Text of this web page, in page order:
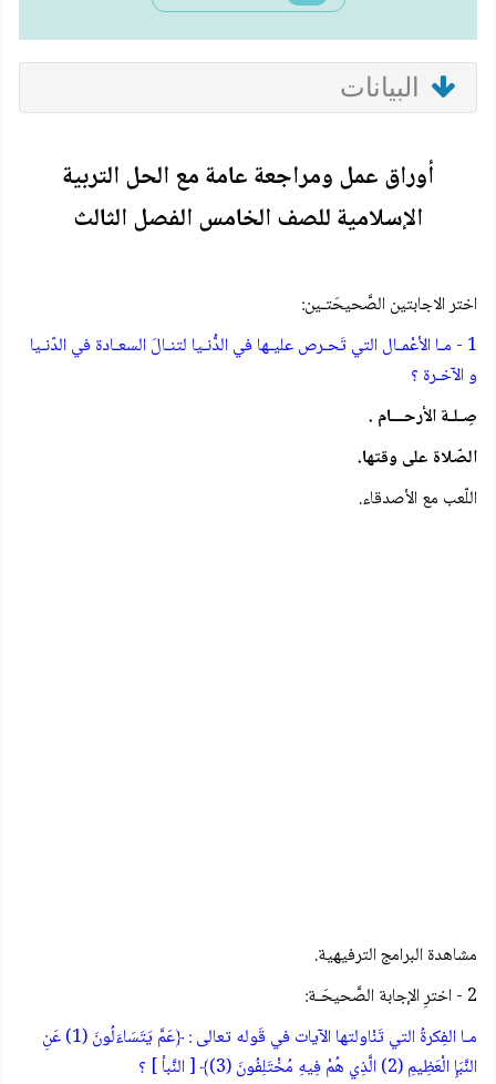
البيانات
أوراق عمل ومراجعة عامة مع الحل التربية
الإسلامية للصف الخامس الفصل الثالث
اختر الاجابتين الصَّحيحَتـين:
1 - مـا الأعْمـال التي تَحـرص عليـها في الدُّنـيا لتنـالَ السعـادة في الدّنـيا
و الآخـرة ؟
صِـلـة الأرحـــام .
الصّلاة على وقتها.
اللّعب مع الأصدقاء.
مشاهدة البرامج الترفيهية.
2 - اخترِ الإجابة الصَّحيحَـة:
مـا الفِكرةُ التي تَنْاولتها الآيات في قَوله تعالى : ﴿عَمَّ يَتَسَاءَلُونَ (1) عَنِ
النَّبَإِ الْعَظِيمِ (2) الَّذِي هُمْ فِيهِ مُخْتَلِفُونَ (3)﴾ [ النَّبأ ] ؟